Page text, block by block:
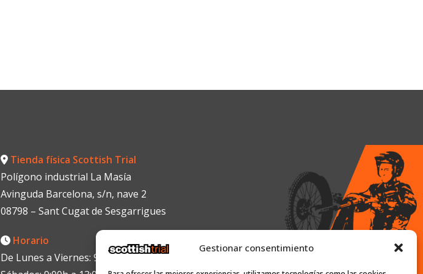
Gestionar consentimiento
Tienda física Scottish Trial
Polígono industrial La Masía
Avinguda Barcelona, s/n, nave 2
08798 – Sant Cugat de Sesgarrigues
Horario
De Lunes a Viernes: 9:00h a 13:00h y de 16:00h a 19:30h